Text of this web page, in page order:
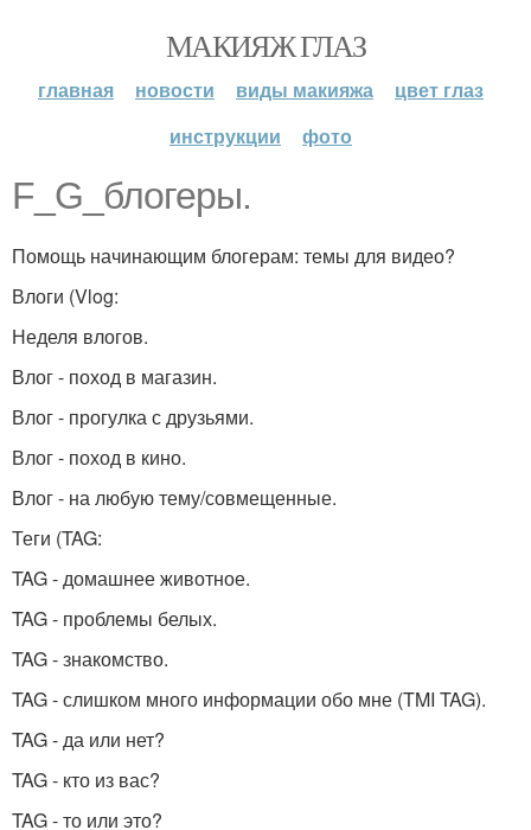
МАКИЯЖ ГЛАЗ
главная новости виды макияжа
цвет глаз
инструкции
фото
F_G_блогеры.
Помощь начинающим блогерам: темы для видео?
Влоги (Vlog:
Неделя влогов.
Влог - поход в магазин.
Влог - прогулка с друзьями.
Влог - поход в кино.
Влог - на любую тему/совмещенные.
Теги (TAG:
TAG - домашнее животное.
TAG - проблемы белых.
TAG - знакомство.
TAG - слишком много информации обо мне (TMI TAG).
TAG - да или нет?
TAG - кто из вас?
TAG - то или это?